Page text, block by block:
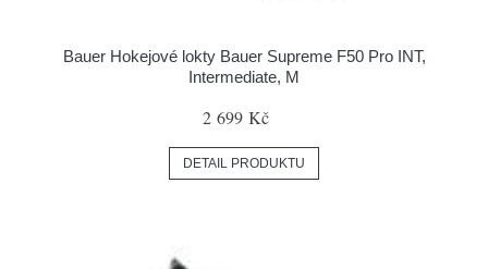
Bauer Hokejové lokty Bauer Supreme F50 Pro INT,
Intermediate, M
2 699 Kč
DETAIL PRODUKTU